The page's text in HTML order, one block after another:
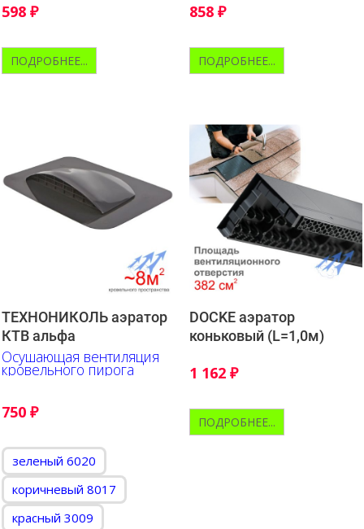
598 ₽
ПОДРОБНЕЕ...
858 ₽
ПОДРОБНЕЕ...
ТЕХНОНИКОЛЬ аэратор
КТВ альфа
Осушающая вентиляция
кровельного пирога
750 ₽
зеленый 6020
коричневый 8017
красный 3009
DOCKE аэратор
коньковый (L=1,0м)
1 162 ₽
ПОДРОБНЕЕ...